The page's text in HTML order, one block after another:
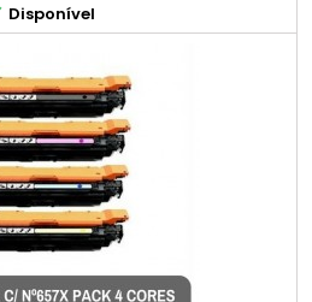
Disponível